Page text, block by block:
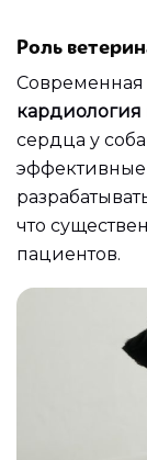
Роль
Современная
кардиология
сердца у
что
пациентов.